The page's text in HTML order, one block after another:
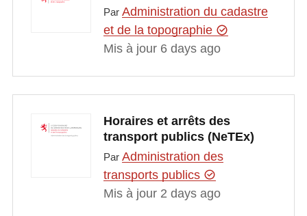
Par Administration du cadastre
et de la topographie
Mis à jour 6 days ago
Horaires et arrêts des
transport publics (NeTEx)
Par Administration des
transports publics
Mis à jour 2 days ago